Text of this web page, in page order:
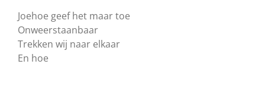
Joehoe geef het maar toe
Onweerstaanbaar
Trekken wij naar elkaar
En hoe